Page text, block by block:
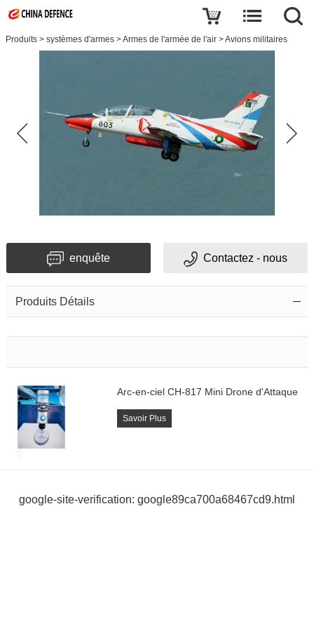
Produits > systèmes d'armes >Armes de l'armée de l'air >Avions militaires
enquête Contactez - nous
Produits Détails
Arc-en-ciel CH-817 Mini Drone d'Attaque
Savoir Plus
google-site-verification: google89ca700a68467cd9.html